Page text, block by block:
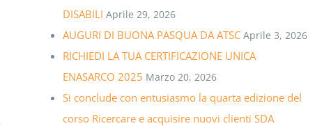
DISABILI Aprile 29, 2026
AUGURI DI BUONA PASQUA DA ATSC Aprile 3, 2026
RICHIEDI LA TUA CERTIFICAZIONE UNICA
ENASARCO 2025 Marzo 20, 2026
Si conclude con entusiasmo la quarta edizione del
corso Ricercare e acquisire nuovi clienti SDA